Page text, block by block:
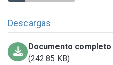
Descargas
Documento completo
(242.85 KB)